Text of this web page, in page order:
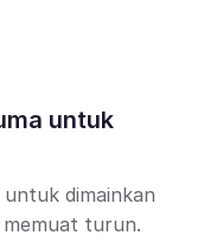
untuk
dimainkan
turun.